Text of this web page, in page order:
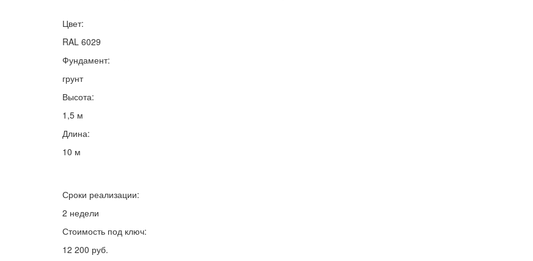
Цвет:
RAL 6029
Фундамент:
грунт
Высота:
1,5 м
Длина:
10 м
Сроки реализации:
2 недели
Стоимость под ключ:
12 200 руб.